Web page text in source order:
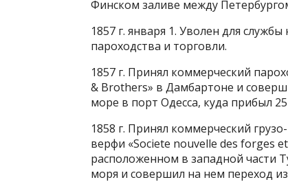
Финском заливе между
1857 г. января 1. Уволен для
пароходства и торговли.
1857 г. Принял коммерческий
& Brothers» в Дамбартоне и
море в порт Одесса, куда прибыл
1858 г. Принял коммерческий
верфи «Societe nouvelle des forges
расположенном в западной части
моря и совершил на нем переход